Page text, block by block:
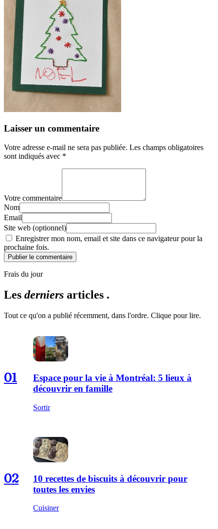
Laisser un commentaire
Votre adresse e-mail ne sera pas publiée. Les champs obligatoires
sont indiqués avec *
Votre commentaire
Nom
Email
Site web (optionnel)
Enregistrer mon nom, email et site dans ce navigateur pour la
prochaine fois.
Publier le commentaire
Frais du jour
Les derniers articles .
Tout ce qu'on a publié récemment, dans l'ordre. Clique pour lire.
01
Espace pour la vie à Montréal: 5 lieux à
découvrir en famille
Sortir
02
10 recettes de biscuits à découvrir pour
toutes les envies
Cuisiner